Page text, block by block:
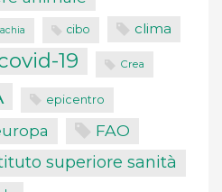
cibo clima
19 Crea
epicentro
FAO
superiore sanità